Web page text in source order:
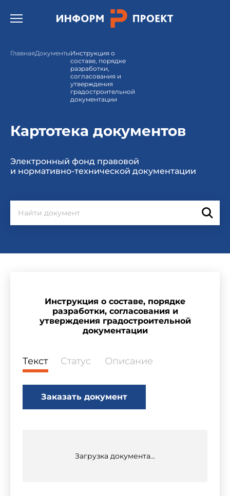
Открыть бургер меню.
ГлавнаяДокументыИнструкция о
составе, порядке
разработки,
согласования и
утверждения
градостроительной
документации
Картотека документов
Электронный фонд правовой
и нормативно-технической документации
Инструкция о составе, порядке
разработки, согласования и
утверждения градостроительной
документации
Текст Статус Описание
Заказать документ
Загрузка документа...